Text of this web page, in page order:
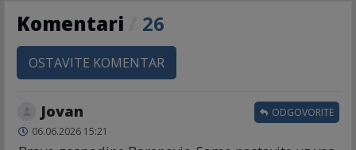
Komentari 26
OSTAVITE KOMENTAR
Jovan
06.06.2026 15:21
ODGOVORITE